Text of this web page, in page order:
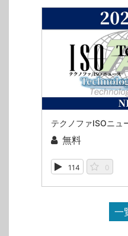
テクノファISOニ
無料
114 0
一